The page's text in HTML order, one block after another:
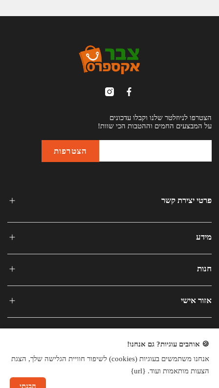
הצטרפו לניוזלטר שלנו וקבלו עדכונים
על המבצעים החמים וההטבות הכי שוות!
פרטי יצירת קשר
מידע
חנות
אזור אישי
כל הזכויות שמורות © 2025
🍪 אוהבים עוגיות? גם אנחנו!
אנחנו משתמשים בעוגיות (cookies) לשיפור חוויית הגלישה שלך, הצגת
הצעות מותאמות ועוד. {url}
הבנתי